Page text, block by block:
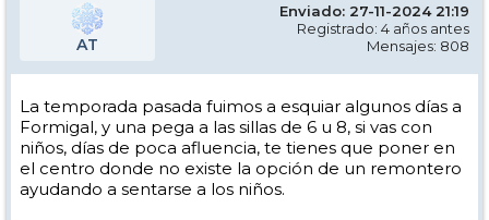
AT
Enviado: 27-11-2024 21:19
Registrado: 4 años antes
Mensajes: 808
La temporada pasada fuimos a esquiar algunos días a
Formigal, y una pega a las sillas de 6 u 8, si vas con
niños, días de poca afluencia, te tienes que poner en
el centro donde no existe la opción de un remontero
ayudando a sentarse a los niños.